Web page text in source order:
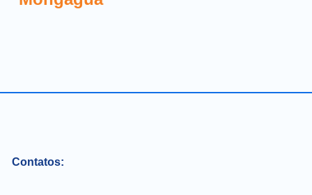
Contatos: